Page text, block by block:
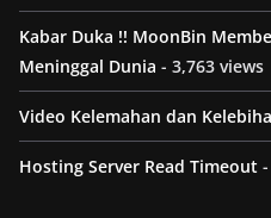
Kabar Duka !! MoonBin
Meninggal Dunia - 3,763 views
Video Kelemahan dan
Hosting Server Read Timeout